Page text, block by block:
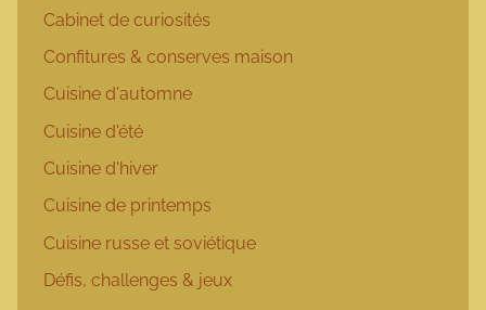
Cabinet de curiosités
Confitures & conserves maison
Cuisine d'automne
Cuisine d'été
Cuisine d'hiver
Cuisine de printemps
Cuisine russe et soviétique
Défis, challenges & jeux